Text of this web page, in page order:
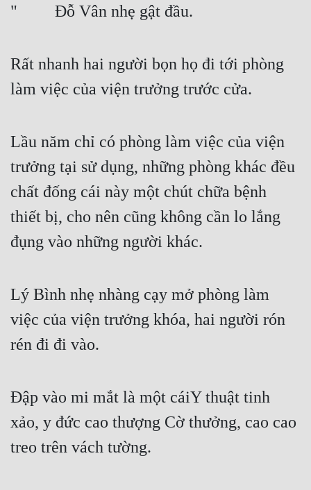
"   Đỗ Vân nhẹ gật đầu.
Rất nhanh hai người bọn họ đi tới phòng
làm việc của viện trưởng trước cửa.
Lầu năm chỉ có phòng làm việc của viện
trưởng tại sử dụng, những phòng khác đều
chất đống cái này một chút chữa bệnh
thiết bị, cho nên cũng không cần lo lắng
đụng vào những người khác.
Lý Bình nhẹ nhàng cạy mở phòng làm
việc của viện trưởng khóa, hai người rón
rén đi đi vào.
Đập vào mi mắt là một cáiY thuật tinh
xảo, y đức cao thượng Cờ thưởng, cao cao
treo trên vách tường.